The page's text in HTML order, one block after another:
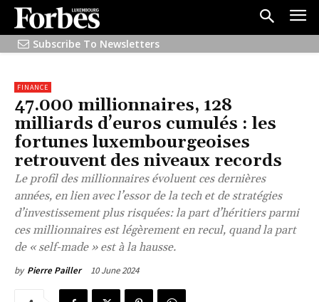
Subscribe To Newsletters
FINANCE
47.000 millionnaires, 128
milliards d’euros cumulés : les
fortunes luxembourgeoises
retrouvent des niveaux records
Le profil des millionnaires évoluent ces dernières
années, en lien avec l’essor de la tech et de stratégies
d’investissement plus risquées: la part d’héritiers parmi
ces millionnaires est légèrement en recul, quand la part
de « self-made » est à la hausse.
by Pierre Pailler 10 June 2024